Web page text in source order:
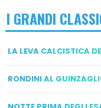
I GRANDI
LA LEVA CALCISTICA
RONDINI AL